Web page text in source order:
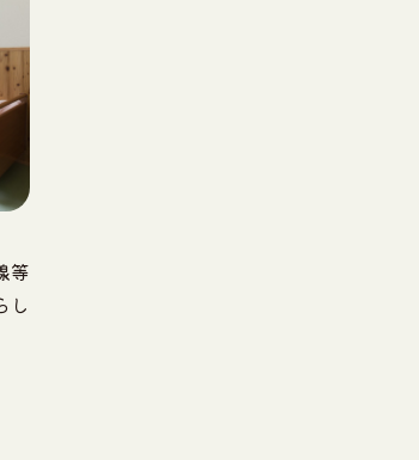
等
し